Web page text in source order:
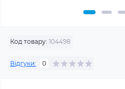
Код товару: 104498
Відгуки: 0